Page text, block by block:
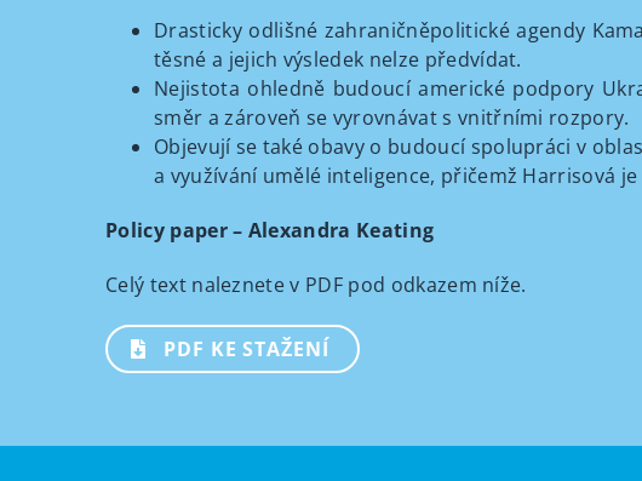
Drasticky odlišné zahraničněpolitické agendy
těsné a jejich výsledek nelze předvídat.
Nejistota ohledně budoucí americké podpory
směr a zároveň se vyrovnávat s vnitřními rozpory.
Objevují se také obavy o budoucí spolupráci v
a využívání umělé inteligence, přičemž Harrisová
Policy paper – Alexandra Keating
Celý text naleznete v PDF pod odkazem níže.
PDF KE STAŽENÍ